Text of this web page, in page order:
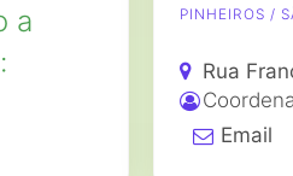
a
PINHEIROS /
Rua
Email